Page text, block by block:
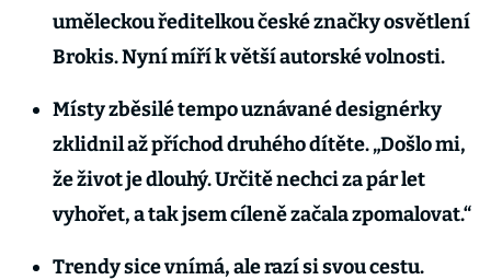
uměleckou ředitelkou české značky osvětlení
Brokis. Nyní míří k větší autorské volnosti.
Místy zběsilé tempo uznávané designérky
zklidnil až příchod druhého dítěte. „Došlo mi,
že život je dlouhý. Určitě nechci za pár let
vyhořet, a tak jsem cíleně začala zpomalovat.“
Trendy sice vnímá, ale razí si svou cestu.